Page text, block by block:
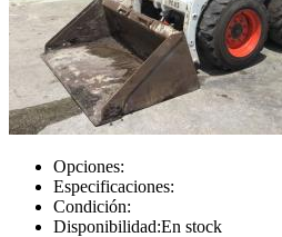
Opciones:
Especificaciones:
Condición:
Disponibilidad:En stock